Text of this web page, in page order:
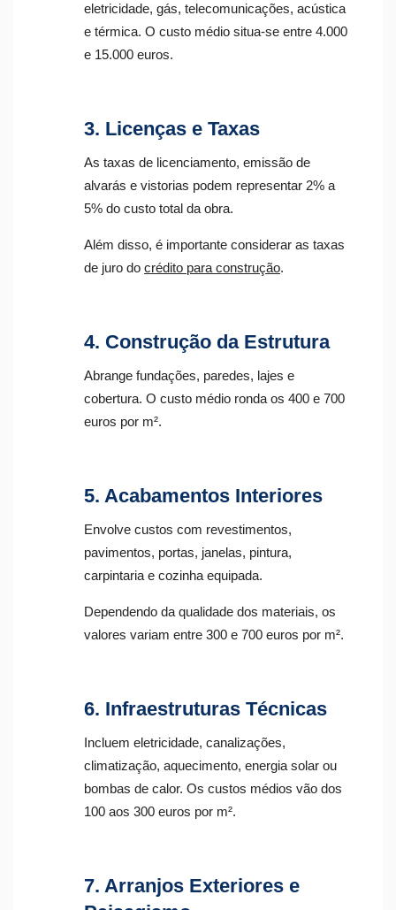
eletricidade, gás, telecomunicações, acústica
e térmica. O custo médio situa-se entre 4.000
e 15.000 euros.
3. Licenças e Taxas
As taxas de licenciamento, emissão de
alvarás e vistorias podem representar 2% a
5% do custo total da obra.
Além disso, é importante considerar as taxas
de juro do crédito para construção.
4. Construção da Estrutura
Abrange fundações, paredes, lajes e
cobertura. O custo médio ronda os 400 e 700
euros por m².
5. Acabamentos Interiores
Envolve custos com revestimentos,
pavimentos, portas, janelas, pintura,
carpintaria e cozinha equipada.
Dependendo da qualidade dos materiais, os
valores variam entre 300 e 700 euros por m².
6. Infraestruturas Técnicas
Incluem eletricidade, canalizações,
climatização, aquecimento, energia solar ou
bombas de calor. Os custos médios vão dos
100 aos 300 euros por m².
7. Arranjos Exteriores e